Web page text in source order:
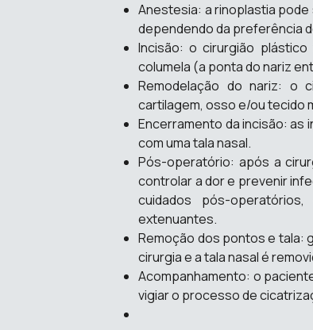
Anestesia: a rinoplastia
dependendo da preferência
Incisão: o cirurgião
columela (a ponta do nariz
Remodelação do nariz: o
cartilagem, osso e/ou tecido
Encerramento da incisão: as
com uma tala nasal.
Pós-operatório: após a
controlar a dor e prevenir
cuidados pós-
extenuantes.
Remoção dos pontos e tala:
cirurgia e a tala nasal é
Acompanhamento: o
vigiar o processo de